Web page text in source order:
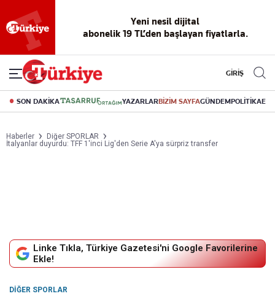
Yeni nesil dijital
abonelik 19 TL’den başlayan fiyatlarla.
GİRİŞ
SON DAKİKA YAZARLARBİZİM SAYFAGÜNDEMPOLİTİKA
Haberler
Diğer SPORLAR
İtalyanlar duyurdu: TFF 1'inci Lig'den Serie A'ya sürpriz transfer
Linke Tıkla, Türkiye Gazetesi'ni Google Favorilerine
Ekle!
DIĞER SPORLAR